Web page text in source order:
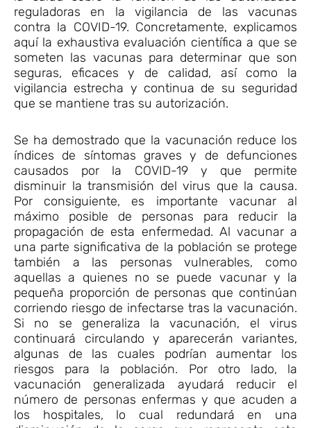
reguladoras en la vigilancia de las vacunas
contra la COVID-19. Concretamente, explicamos
aquí la exhaustiva evaluación científica a que se
someten las vacunas para determinar que son
seguras, eficaces y de calidad, así como la
vigilancia estrecha y continua de su seguridad
que se mantiene tras su autorización.
Se ha demostrado que la vacunación reduce los
índices de síntomas graves y de defunciones
causados por la COVID-19 y que permite
disminuir la transmisión del virus que la causa.
Por consiguiente, es importante vacunar al
máximo posible de personas para reducir la
propagación de esta enfermedad. Al vacunar a
una parte significativa de la población se protege
también a las personas vulnerables, como
aquellas a quienes no se puede vacunar y la
pequeña proporción de personas que continúan
corriendo riesgo de infectarse tras la vacunación.
Si no se generaliza la vacunación, el virus
continuará circulando y aparecerán variantes,
algunas de las cuales podrían aumentar los
riesgos para la población. Por otro lado, la
vacunación generalizada ayudará reducir el
número de personas enfermas y que acuden a
los hospitales, lo cual redundará en una